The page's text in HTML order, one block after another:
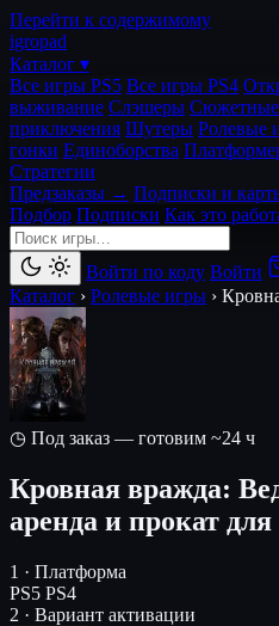
Перейти к содержимому
igropad
Каталог ▾
Все игры PS5 Все игры PS4
выживание Слэшеры Сюжетные
приключения Шутеры Ролевые
гонки Единоборства
Стратегии
Предзаказы → Подписки и
Подбор Подписки Как это
Войти по коду Войти
Каталог › Ролевые игры ›
◷ Под заказ — готовим ~24 ч
Кровная вражда:
аренда и прокат для
1 · Платформа
PS5 PS4
2 · Вариант активации